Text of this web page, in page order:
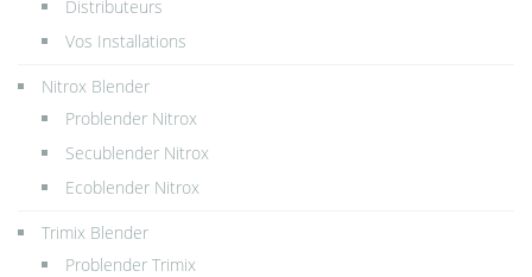
Distributeurs
Vos Installations
Nitrox Blender
Problender Nitrox
Secublender Nitrox
Ecoblender Nitrox
Trimix Blender
Problender Trimix